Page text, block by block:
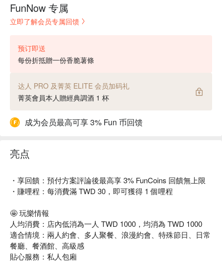
FunNow 专属
立即了解会员专属回馈
预订即送
每份折抵贈一份香脆薯條
达人 PRO 及菁英 ELITE 会员加码礼
菁英會員本人贈經典調酒 1 杯
成为会员最高可享 3% Fun 币回馈
亮点
・享回饋：預付方案評論後最高享 3% FunCoins 回饋無上限
・賺哩程：每消費滿 TWD 30，即可獲得 1 個哩程
🤩 玩樂情報
人均消費：店內低消為一人 TWD 1000，均消為 TWD 1000
適合情境：兩人約會、多人聚餐、浪漫約會、特殊節日、日常
餐廳、餐酒館、高級感
貼心服務：私人包廂